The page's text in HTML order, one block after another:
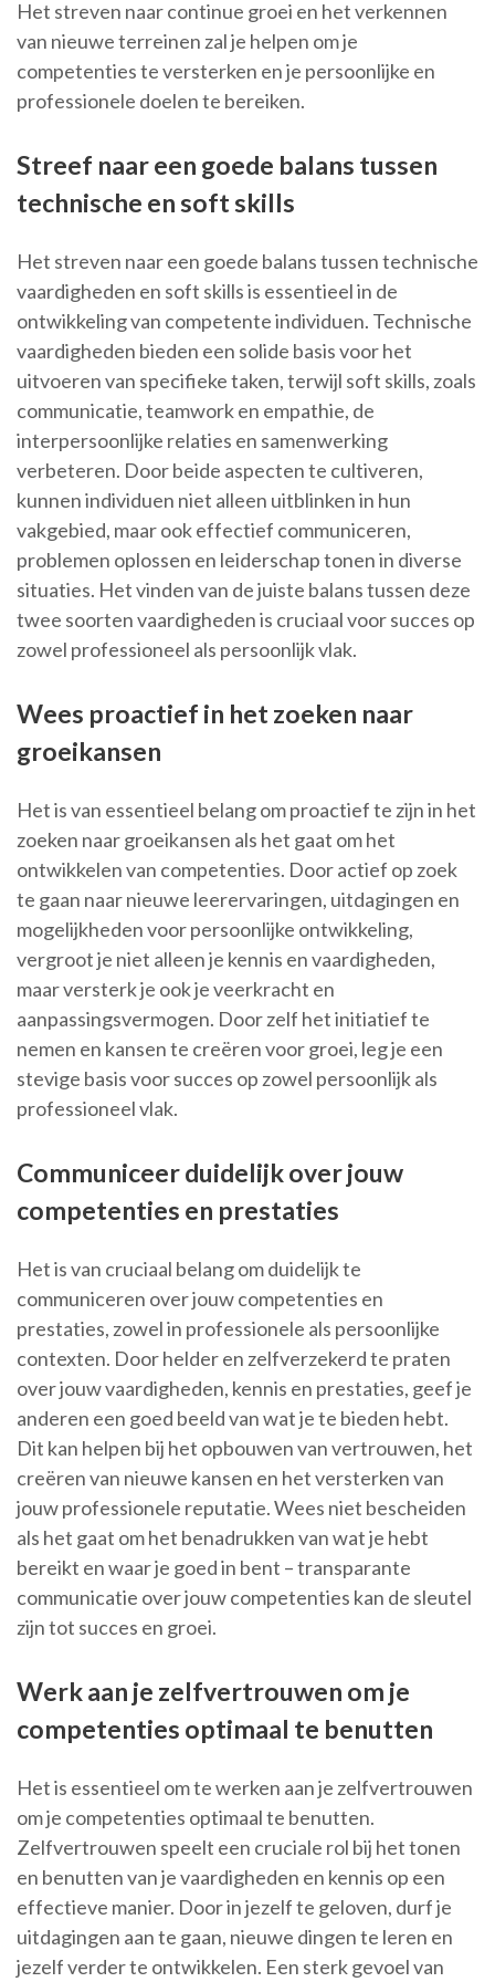
Het streven naar continue groei en het verkennen
van nieuwe terreinen zal je helpen om je
competenties te versterken en je persoonlijke en
professionele doelen te bereiken.
Streef naar een goede balans tussen
technische en soft skills
Het streven naar een goede balans tussen technische
vaardigheden en soft skills is essentieel in de
ontwikkeling van competente individuen. Technische
vaardigheden bieden een solide basis voor het
uitvoeren van specifieke taken, terwijl soft skills, zoals
communicatie, teamwork en empathie, de
interpersoonlijke relaties en samenwerking
verbeteren. Door beide aspecten te cultiveren,
kunnen individuen niet alleen uitblinken in hun
vakgebied, maar ook effectief communiceren,
problemen oplossen en leiderschap tonen in diverse
situaties. Het vinden van de juiste balans tussen deze
twee soorten vaardigheden is cruciaal voor succes op
zowel professioneel als persoonlijk vlak.
Wees proactief in het zoeken naar
groeikansen
Het is van essentieel belang om proactief te zijn in het
zoeken naar groeikansen als het gaat om het
ontwikkelen van competenties. Door actief op zoek
te gaan naar nieuwe leerervaringen, uitdagingen en
mogelijkheden voor persoonlijke ontwikkeling,
vergroot je niet alleen je kennis en vaardigheden,
maar versterk je ook je veerkracht en
aanpassingsvermogen. Door zelf het initiatief te
nemen en kansen te creëren voor groei, leg je een
stevige basis voor succes op zowel persoonlijk als
professioneel vlak.
Communiceer duidelijk over jouw
competenties en prestaties
Het is van cruciaal belang om duidelijk te
communiceren over jouw competenties en
prestaties, zowel in professionele als persoonlijke
contexten. Door helder en zelfverzekerd te praten
over jouw vaardigheden, kennis en prestaties, geef je
anderen een goed beeld van wat je te bieden hebt.
Dit kan helpen bij het opbouwen van vertrouwen, het
creëren van nieuwe kansen en het versterken van
jouw professionele reputatie. Wees niet bescheiden
als het gaat om het benadrukken van wat je hebt
bereikt en waar je goed in bent – transparante
communicatie over jouw competenties kan de sleutel
zijn tot succes en groei.
Werk aan je zelfvertrouwen om je
competenties optimaal te benutten
Het is essentieel om te werken aan je zelfvertrouwen
om je competenties optimaal te benutten.
Zelfvertrouwen speelt een cruciale rol bij het tonen
en benutten van je vaardigheden en kennis op een
effectieve manier. Door in jezelf te geloven, durf je
uitdagingen aan te gaan, nieuwe dingen te leren en
jezelf verder te ontwikkelen. Een sterk gevoel van